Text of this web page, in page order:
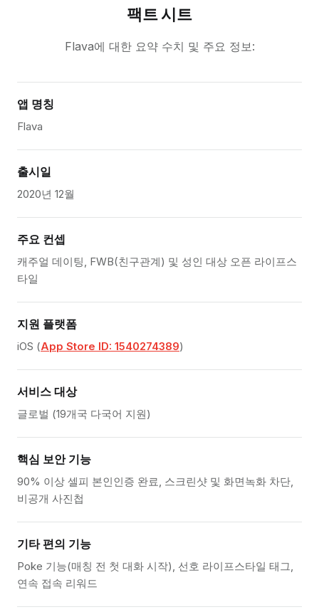
팩트 시트
Flava에 대한 요약 수치 및 주요 정보:
앱 명칭
Flava
출시일
2020년 12월
주요 컨셉
캐주얼 데이팅, FWB(친구관계) 및 성인 대상 오픈 라이프스
타일
지원 플랫폼
iOS (App Store ID: 1540274389)
서비스 대상
글로벌 (19개국 다국어 지원)
핵심 보안 기능
90% 이상 셀피 본인인증 완료, 스크린샷 및 화면녹화 차단,
비공개 사진첩
기타 편의 기능
Poke 기능(매칭 전 첫 대화 시작), 선호 라이프스타일 태그,
연속 접속 리워드